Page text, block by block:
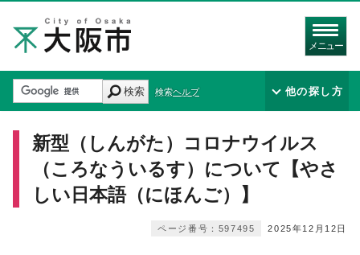
メニュー
検索 検索ヘルプ 他の探し方
新型（しんがた）コロナウイルス
（ころなういるす）について【やさ
しい日本語（にほんご）】
2025年12月12日
ページ番号：597495